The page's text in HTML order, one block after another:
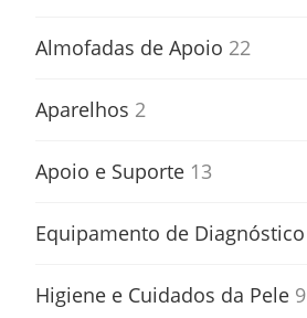
Almofadas de Apoio 22
Aparelhos 2
Apoio e Suporte 13
Equipamento de Diagnóstico
Higiene e Cuidados da Pele 9